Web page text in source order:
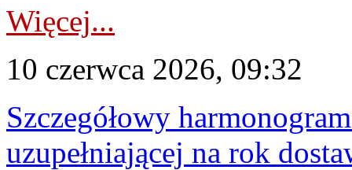
Więcej...
10 czerwca 2026, 09:32
Szczegółowy
uzupełniającej na rok